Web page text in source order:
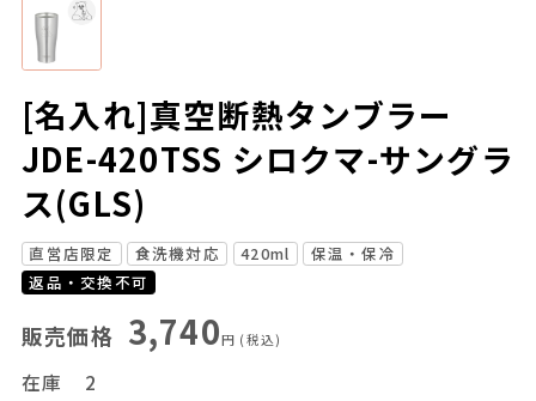
[名入れ]真空断熱タンブラー
JDE-420TSS シロクマ-サングラ
ス(GLS)
直営店限定 食洗機対応 420ml
保温・保冷
返品・交換不可
販売価格 3,740円 (税込)
在庫
2